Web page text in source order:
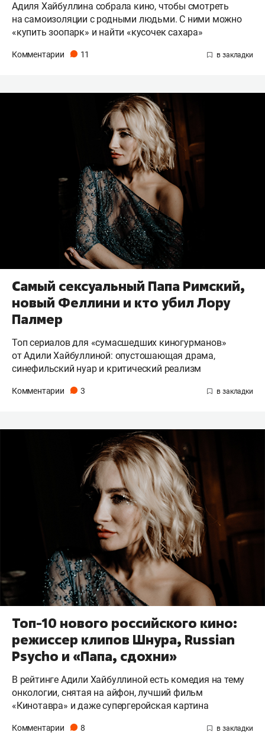
Адиля Хайбуллина собрала кино, чтобы смотреть
на самоизоляции с родными людьми. С ними можно
«купить зоопарк» и найти «кусочек сахара»
Комментарии 11
Самый сексуальный Папа Римский,
новый Феллини и кто убил Лору
Палмер
Топ сериалов для «сумасшедших киногурманов»
от Адили Хайбуллиной: опустошающая драма,
синефильский нуар и критический реализм
Комментарии 3
Топ-10 нового российского кино:
режиссер клипов Шнура, Russian
Psycho и «Папа, сдохни»
В рейтинге Адили Хайбуллиной есть комедия на тему
онкологии, снятая на айфон, лучший фильм
«Кинотавра» и даже супергеройская картина
Комментарии 8